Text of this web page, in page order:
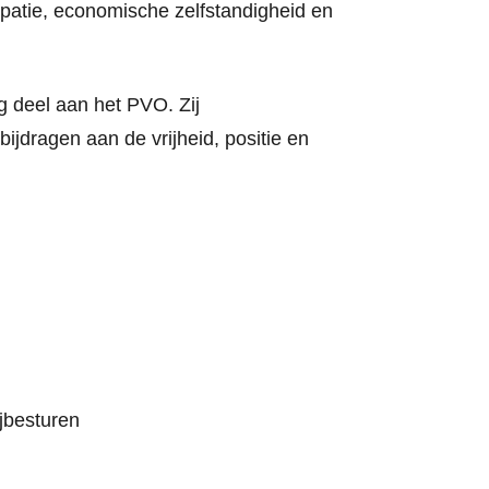
economische zelfstandigheid en
deel aan het PVO. Zij
aan de vrijheid, positie en